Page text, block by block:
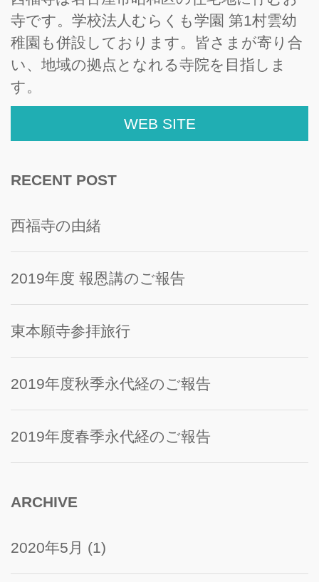
寺です。学校法人むらくも学園 第1村雲幼
稚園も併設しております。皆さまが寄り合
い、地域の拠点となれる寺院を目指しま
す。
WEB SITE
RECENT POST
西福寺の由緒
2019年度 報恩講のご報告
東本願寺参拝旅行
2019年度秋季永代経のご報告
2019年度春季永代経のご報告
ARCHIVE
2020年5月 (1)